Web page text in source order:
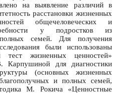
на выявление различий в
расстановки жизненных
общечеловеческих и
у подростков из
семей. Для получения
были использованы
тест жизненных ценностей»
для диагностики
(основных жизненных
и полных семей,
М. Рокича «Ценностные